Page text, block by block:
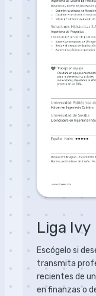
Liga Ivy
Escógelo si
transmita
recientes de
en finanzas o